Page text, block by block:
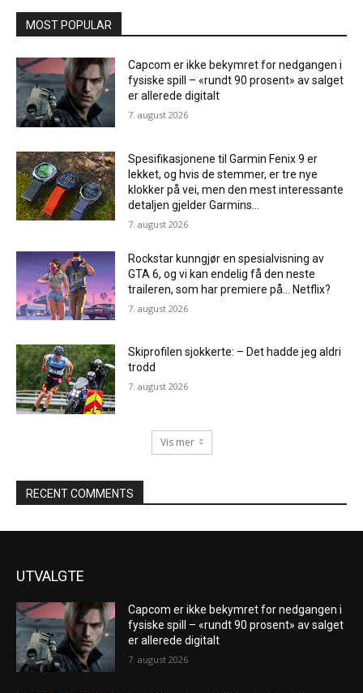
MOST POPULAR
Capcom er ikke bekymret for nedgangen i
fysiske spill – «rundt 90 prosent» av salget
er allerede digitalt
7. august 2026
Spesifikasjonene til Garmin Fenix ​​9 er
lekket, og hvis de stemmer, er tre nye
klokker på vei, men den mest interessante
detaljen gjelder Garmins...
7. august 2026
Rockstar kunngjør en spesialvisning av
GTA 6, og vi kan endelig få den neste
traileren, som har premiere på… Netflix?
7. august 2026
Skiprofilen sjokkerte: – Det hadde jeg aldri
trodd
7. august 2026
Vis mer
RECENT COMMENTS
UTVALGTE
Capcom er ikke bekymret for nedgangen i
fysiske spill – «rundt 90 prosent» av salget
er allerede digitalt
7. august 2026